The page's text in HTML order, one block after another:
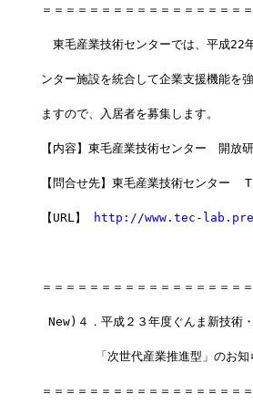
＝＝＝＝＝＝＝＝＝＝＝＝＝＝＝＝＝
東毛産業技術センターでは、平成22
ンター施設を統合して企業支援機能を
ますので、入居者を募集します。
【内容】東毛産業技術センター　開放
【問合せ先】東毛産業技術センタ
【URL】 http://www.tec-
＝＝＝＝＝＝＝＝＝＝＝＝＝＝＝＝＝
New)４．平成２３年度ぐんま新
「次世代産業推進型」のお知
＝＝＝＝＝＝＝＝＝＝＝＝＝＝＝＝＝